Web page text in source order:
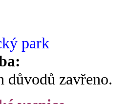
park
důvodů zavřeno.